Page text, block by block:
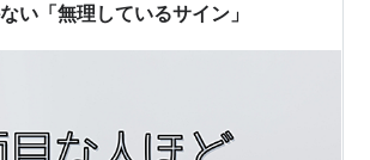
い「無理しているサイン」